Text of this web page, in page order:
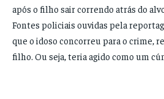
após o filho sair correndo atrás do
Fontes policiais ouvidas pela
que o idoso concorreu para o crime,
filho. Ou seja, teria agido como um